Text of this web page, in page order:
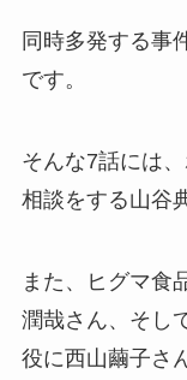
同時多発する事
です。
そんな7話には
相談をする山谷
また、
ヒグマ食
潤哉さん、そし
役に西山繭子さ